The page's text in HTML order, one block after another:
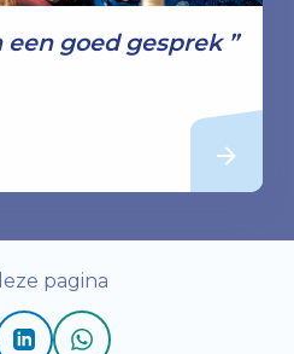
goed gesprek
pagina